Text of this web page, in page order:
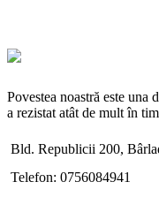
Povestea noastră este una
a rezistat atât de mult în
Bld. Republicii 200,
Telefon: 0756084941